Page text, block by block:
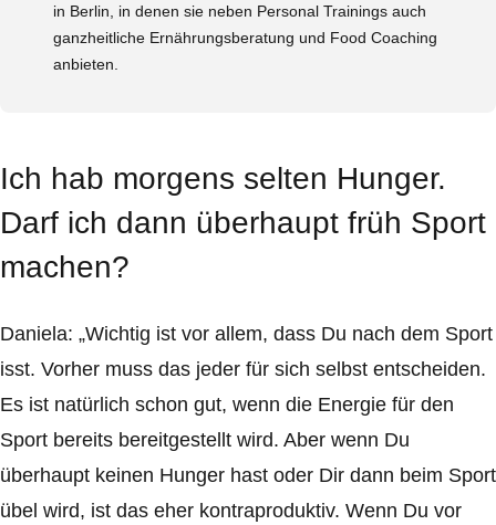
in Berlin, in denen sie neben Personal Trainings auch
ganzheitliche Ernährungsberatung und Food Coaching
anbieten.
Ich hab morgens selten Hunger.
Darf ich dann überhaupt früh Sport
machen?
Daniela: „Wichtig ist vor allem, dass Du nach dem Sport
isst. Vorher muss das jeder für sich selbst entscheiden.
Es ist natürlich schon gut, wenn die Energie für den
Sport bereits bereitgestellt wird. Aber wenn Du
überhaupt keinen Hunger hast oder Dir dann beim Sport
übel wird, ist das eher kontraproduktiv. Wenn Du vor